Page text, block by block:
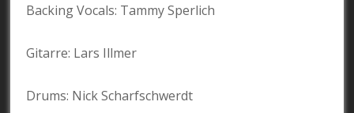
Backing Vocals: Tammy Sperlich
Gitarre: Lars Illmer
Drums: Nick Scharfschwerdt